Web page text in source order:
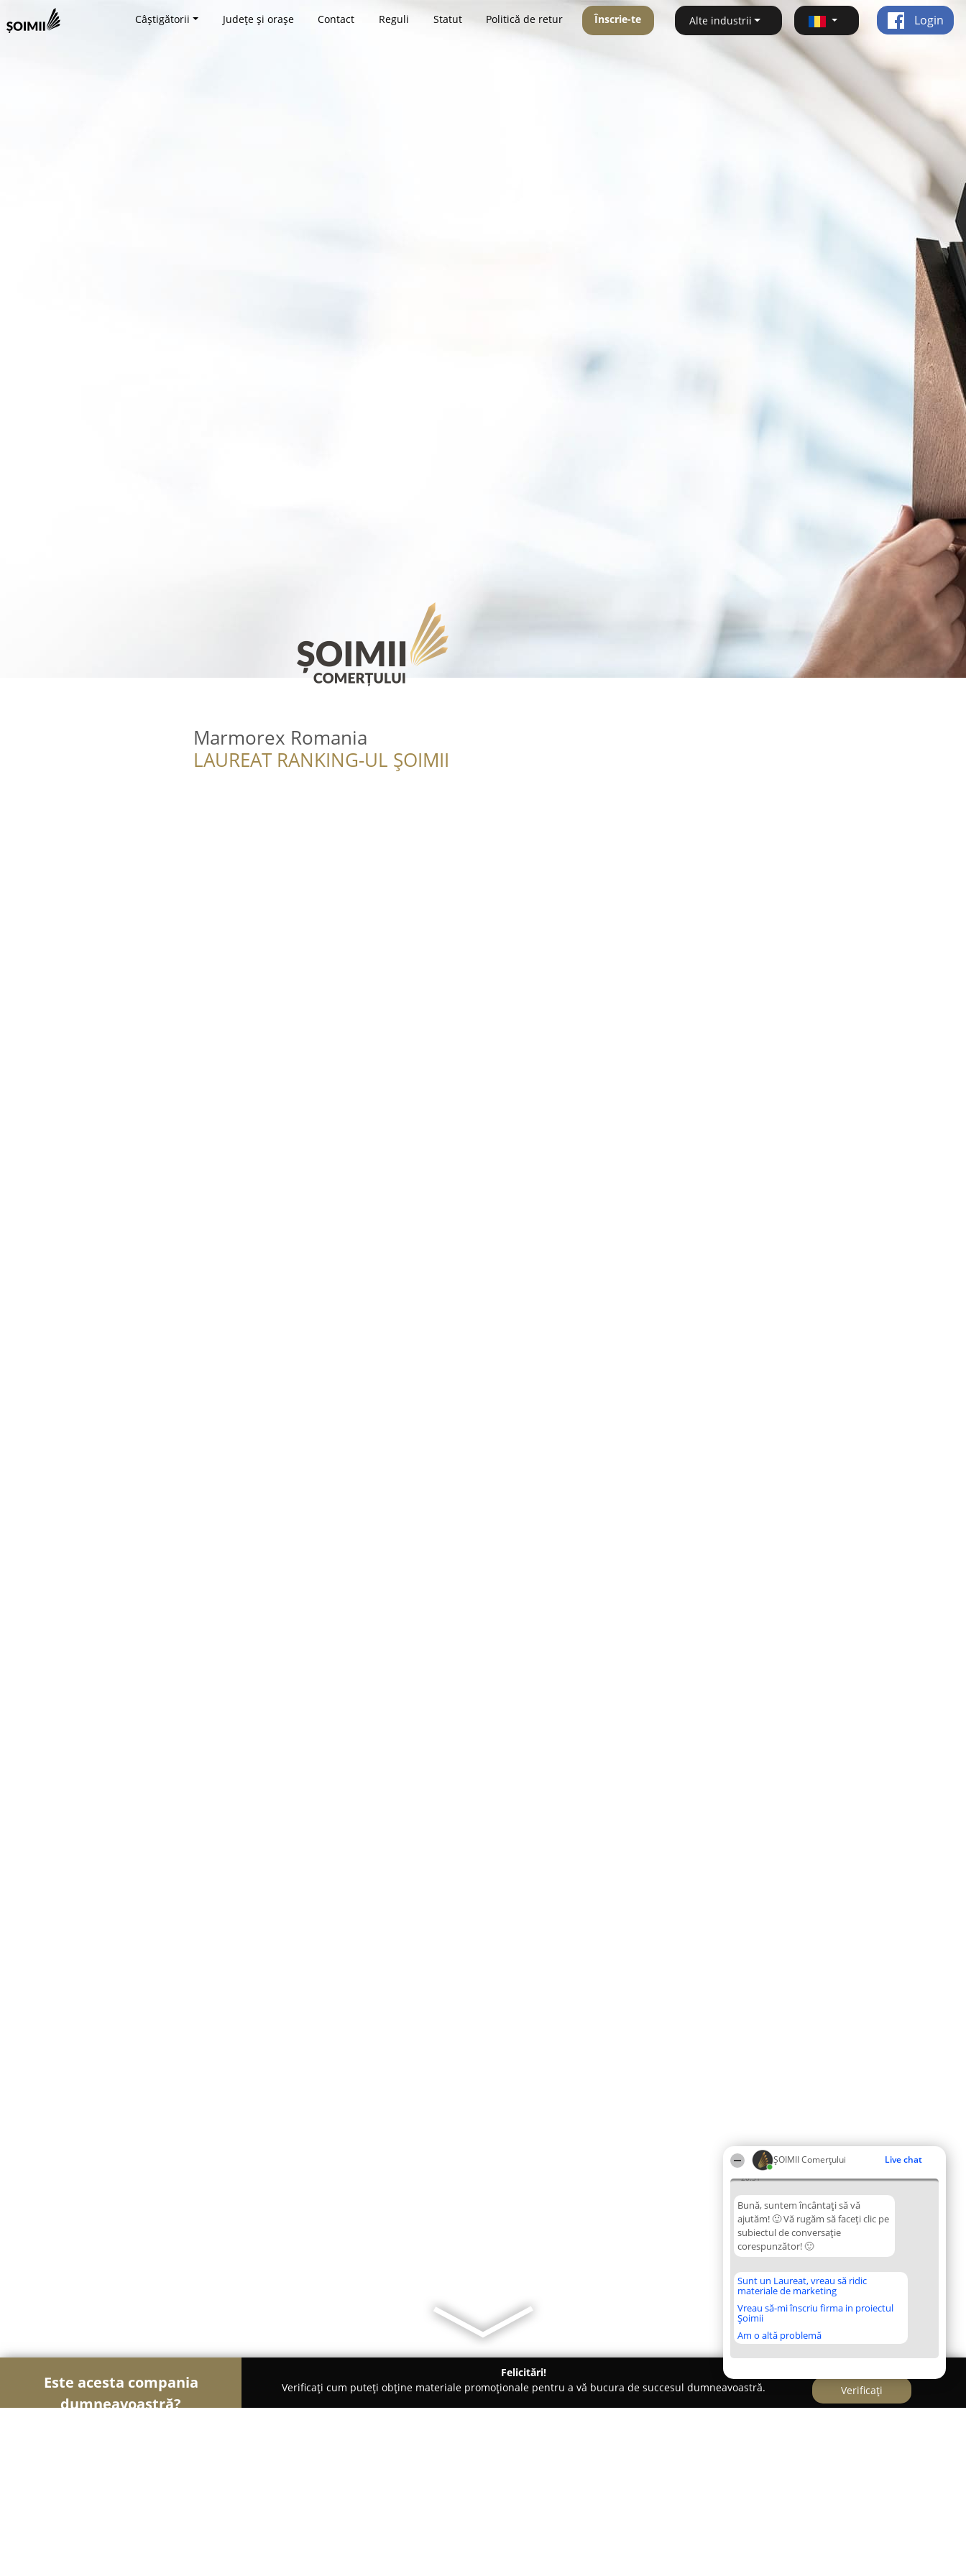
ȘOIMII Comerțului Live chat
20:51
Bună, suntem încântați să vă
ajutăm! 🙂 Vă rugăm să faceți clic pe
subiectul de conversație
corespunzător! 🙂
Sunt un Laureat, vreau să ridic
materiale de marketing
Vreau să-mi înscriu firma in proiectul
Șoimii
Am o altă problemă
Câștigătorii Județe și orașe Contact Reguli Statut Politică de retur Înscrie-te Alte industrii Login
Marmorex Romania
LAUREAT RANKING-UL ȘOIMII
Este acesta compania
dumneavoastră?
Felicitări!
Verificați cum puteți obține materiale promoționale pentru a vă bucura de succesul dumneavoastră.
Verificați